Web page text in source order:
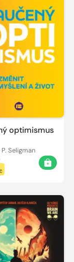
optimismus
Seligman